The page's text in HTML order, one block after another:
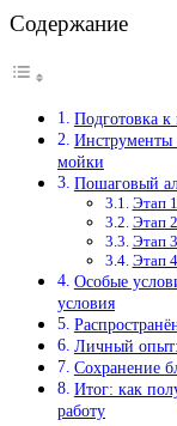
Содержание
Подготовка к
Инструменты
мойки
Пошаговый
Этап
Этап
Этап
Этап
Особые
условия
Личный опыт:
Сохранение
Итог: как
работу